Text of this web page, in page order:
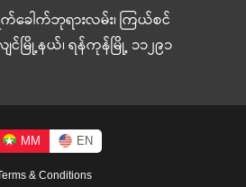
ခေါက်ဘုရားလမ်း၊ ကြယ်စင်
င်မြို့နယ်၊ ရန်ကုန်မြို့ ၁၁၂၉၁
& Conditions
MM EN